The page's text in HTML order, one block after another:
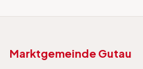
Marktgemeinde Gutau